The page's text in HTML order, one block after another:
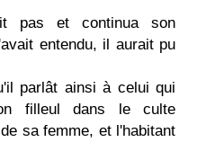
pas et continua son
entendu, il aurait pu
parlât ainsi à celui qui
filleul dans le culte
sa femme, et l'habitant